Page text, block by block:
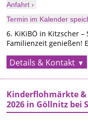
Anfahrt ›
Termin im Kalender
6. KiKiBÖ in Kitzscher
Familienzeit genießen!
Details & Kontakt
Kinderflohmärkte
2026 in Göllnitz bei